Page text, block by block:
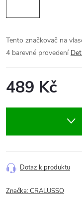
Tento značkovač na
4 barevné provedení
489 Kč
Dotaz k produktu
Značka:CRALUSSO